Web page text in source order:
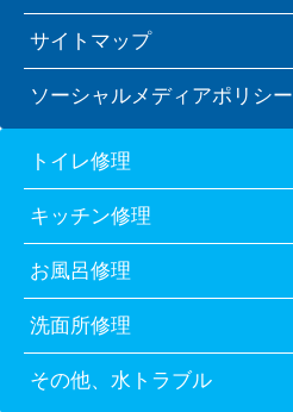
サイトマップ
ソーシャルメディアポリシー
トイレ修理
キッチン修理
お風呂修理
洗面所修理
その他、水トラブル